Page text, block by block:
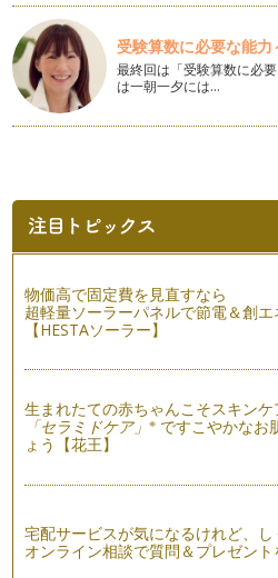
アロマでバスタイム
秋の装いが濃くなってきた街中、
り、一日の疲れをリセットす…
アロマで家事タイムを楽しく♪
植物から抽出した精油には抗菌作
植物から抽出した精油には、抗菌
の抗菌作用を消臭…
いつものお風呂をもっと楽しむア
り
長かった夏休みも終わり、そろそ
家。 そんな我が家で年中大活…
ハーブで作る家庭の味
まだまだ暑さが厳しい毎日ですが
いることと思います。 …
夏にカラダが欲するハーブティー
みなさんは、ハーブティーを日常
ハーブで夏の食卓をひと工夫
７月も半ばになり、太陽の照りつ
受験算数に必要な能力
最終回は「受験算数に必
は一朝一夕には…
物価高で固定費を見直すなら
超軽量ソーラーパネルで節電＆創
【HESTAソーラー】
生まれたての赤ちゃんこそスキンケ
「セラミドケア」※ ですこやかなお
ょう【花王】
宅配サービスが気になるけれど、し
オンライン相談で質問＆プレゼント